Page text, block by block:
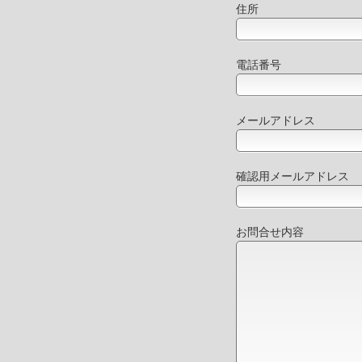
住所
電話番号
メールアドレス
確認用メールアドレス
お問合せ内容